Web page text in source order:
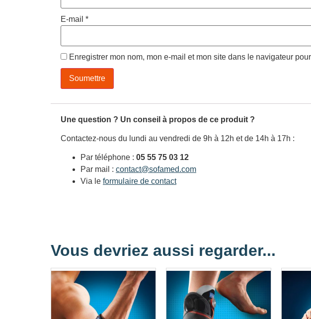
E-mail *
Enregistrer mon nom, mon e-mail et mon site dans le navigateur
Une question ? Un conseil à propos de ce produit ?
Contactez-nous du lundi au vendredi de 9h à 12h et de 14h à 17h :
Par téléphone : 05 55 75 03 12
Par mail : contact@sofamed.com
Via le formulaire de contact
Vous devriez aussi regarder...